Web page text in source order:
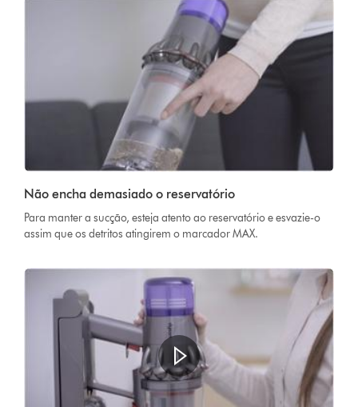
Não encha demasiado o reservatório
Para manter a sucção, esteja atento ao reservatório e esvazie-o
assim que os detritos atingirem o marcador MAX.